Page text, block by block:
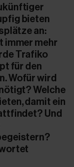
bieten
an:
immer mehr
Trafiko
für den
Wofür wird
Welche
damit ein
Und